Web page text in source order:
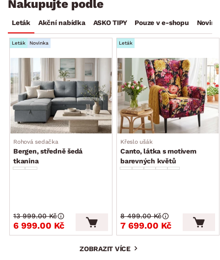
Nakupujte podle
Leták Akční nabídka ASKO TIPY Pouze v e-shopu
Leták Novinka
Rohová sedačka
Bergen, středně šedá
tkanina
6 999.00 Kč
13 999.00 Kč
Leták
Křeslo ušák
Canto, látka s motivem
barevných květů
7 699.00 Kč
8 499.00 Kč
ZOBRAZIT VÍCE